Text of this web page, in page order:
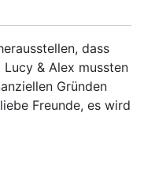
dass
Lucy & Alex mussten
Gründen
Freunde, es wird